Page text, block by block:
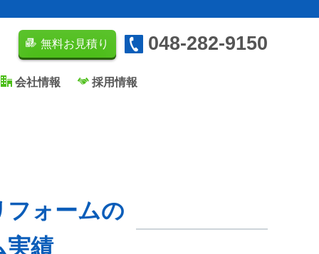
無料お見積り 048-282-9150
会社情報 採用情報
ォームの
実績